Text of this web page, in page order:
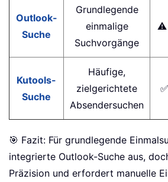
Outlook-
Suche
Grundlegende
einmalige
Suchvorgänge
⚠️
Kutools-
Suche
Häufige,
zielgerichtete
Absendersuchen
🎯 Fazit: Für grundlegende
integrierte Outlook-Suche aus,
Präzision und erfordert manuelle